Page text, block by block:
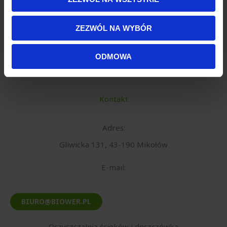
korzystasz z naszej witryny, udostępniamy partnerom
społecznościowym, reklamowym i analitycznym.
Partnerzy mogą połączyć te informacje z innymi danymi
otrzymanymi od Ciebie lub uzyskanymi podczas
korzystania z ich usług.
ZEZWÓL NA WYBÓR
ODMOWA
Wyrażam zgodę na przetwarzanie danych zgodnie
polityką prywatności.
Kontakt
Adres:
Gliwicka 131, 43-190 Mikołów
E-mail:
BIURO@BIOWER.PL